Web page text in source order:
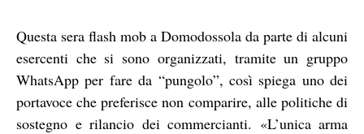
Questa sera flash mob a Domodossola da parte di alcuni
esercenti che si sono organizzati, tramite un gruppo
WhatsApp per fare da “pungolo”, così spiega uno dei
portavoce che preferisce non comparire, alle politiche di
sostegno e rilancio dei commercianti. «L’unica arma